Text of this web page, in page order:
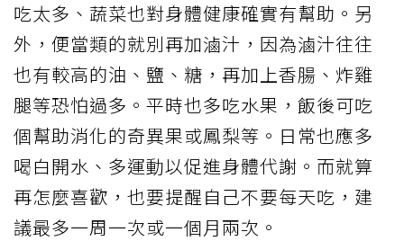
吃太多、蔬菜也對身體健康確實有幫助。另
外，便當類的就別再加滷汁，因為滷汁往往
也有較高的油、鹽、糖，再加上香腸、炸雞
腿等恐怕過多。平時也多吃水果，飯後可吃
個幫助消化的奇異果或鳳梨等。日常也應多
喝白開水、多運動以促進身體代謝。而就算
再怎麼喜歡，也要提醒自己不要每天吃，建
議最多一周一次或一個月兩次。